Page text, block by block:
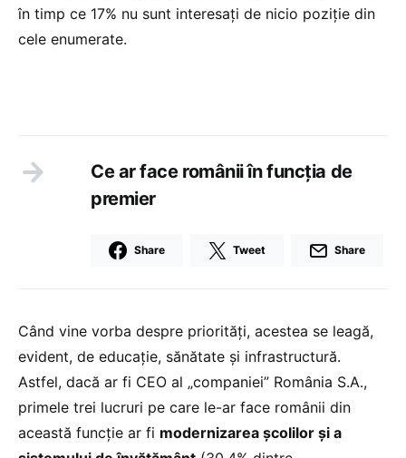
în timp ce 17% nu sunt interesați de nicio poziție din
cele enumerate.
Ce ar face românii în funcția de
premier
Share Tweet Share
Când vine vorba despre priorități, acestea se leagă,
evident, de educație, sănătate și infrastructură.
Astfel, dacă ar fi CEO al „companiei” România S.A.,
primele trei lucruri pe care le-ar face românii din
această funcție ar fi modernizarea școlilor și a